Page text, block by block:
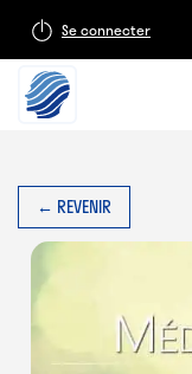
Se connecter
← REVENIR